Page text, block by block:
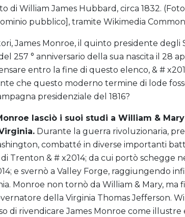
di William James Hubbard, circa 1832.
pubblico], tramite Wikimedia
James Monroe, il quinto presidente degli
257 ° anniversario della sua nascita il 28
entro la fine di questo elenco, & #
che questo moderno termine di lode
presidenziale del 1816?
lasciò i suoi studi a William &
Durante la guerra rivoluzionaria,
combatté in diverse importanti
Trenton & # x2014; da cui portò schegge
e svernò a Valley Forge, raggiungendo
Monroe non tornò da William & Mary, ma
della Virginia Thomas Jefferson.
di rivendicare James Monroe come illustre